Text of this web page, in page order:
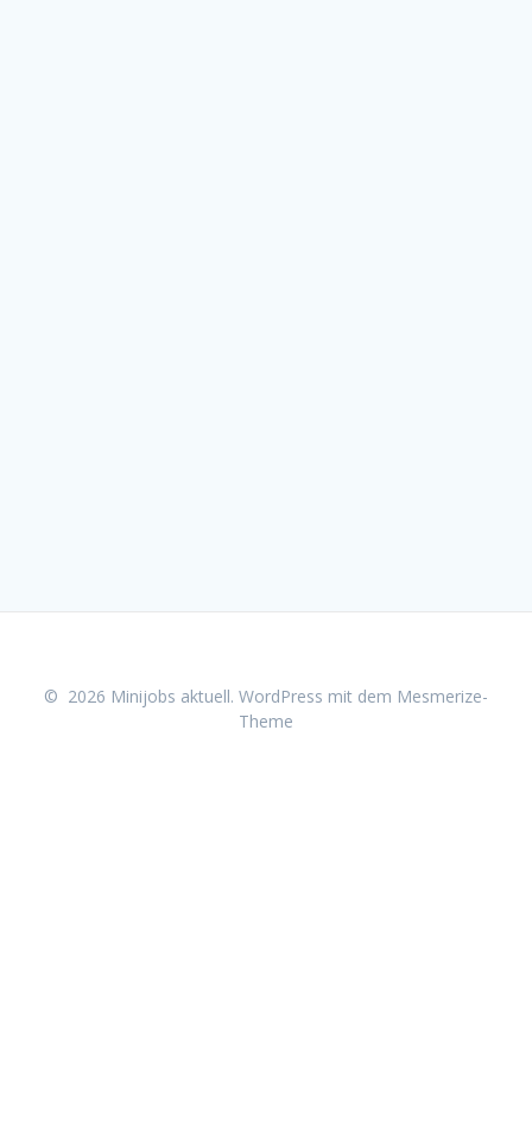
© 2026 Minijobs aktuell. WordPress mit dem Mesmerize-
Theme